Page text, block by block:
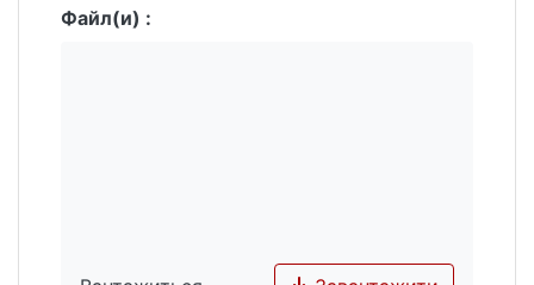
Файл(и) :